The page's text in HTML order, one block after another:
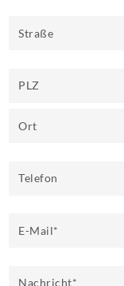
Straße
PLZ
Ort
Telefon
E-Mail*
Nachricht*